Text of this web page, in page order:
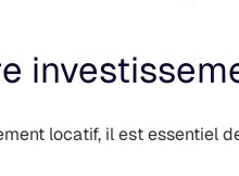
locatif, il est essentiel